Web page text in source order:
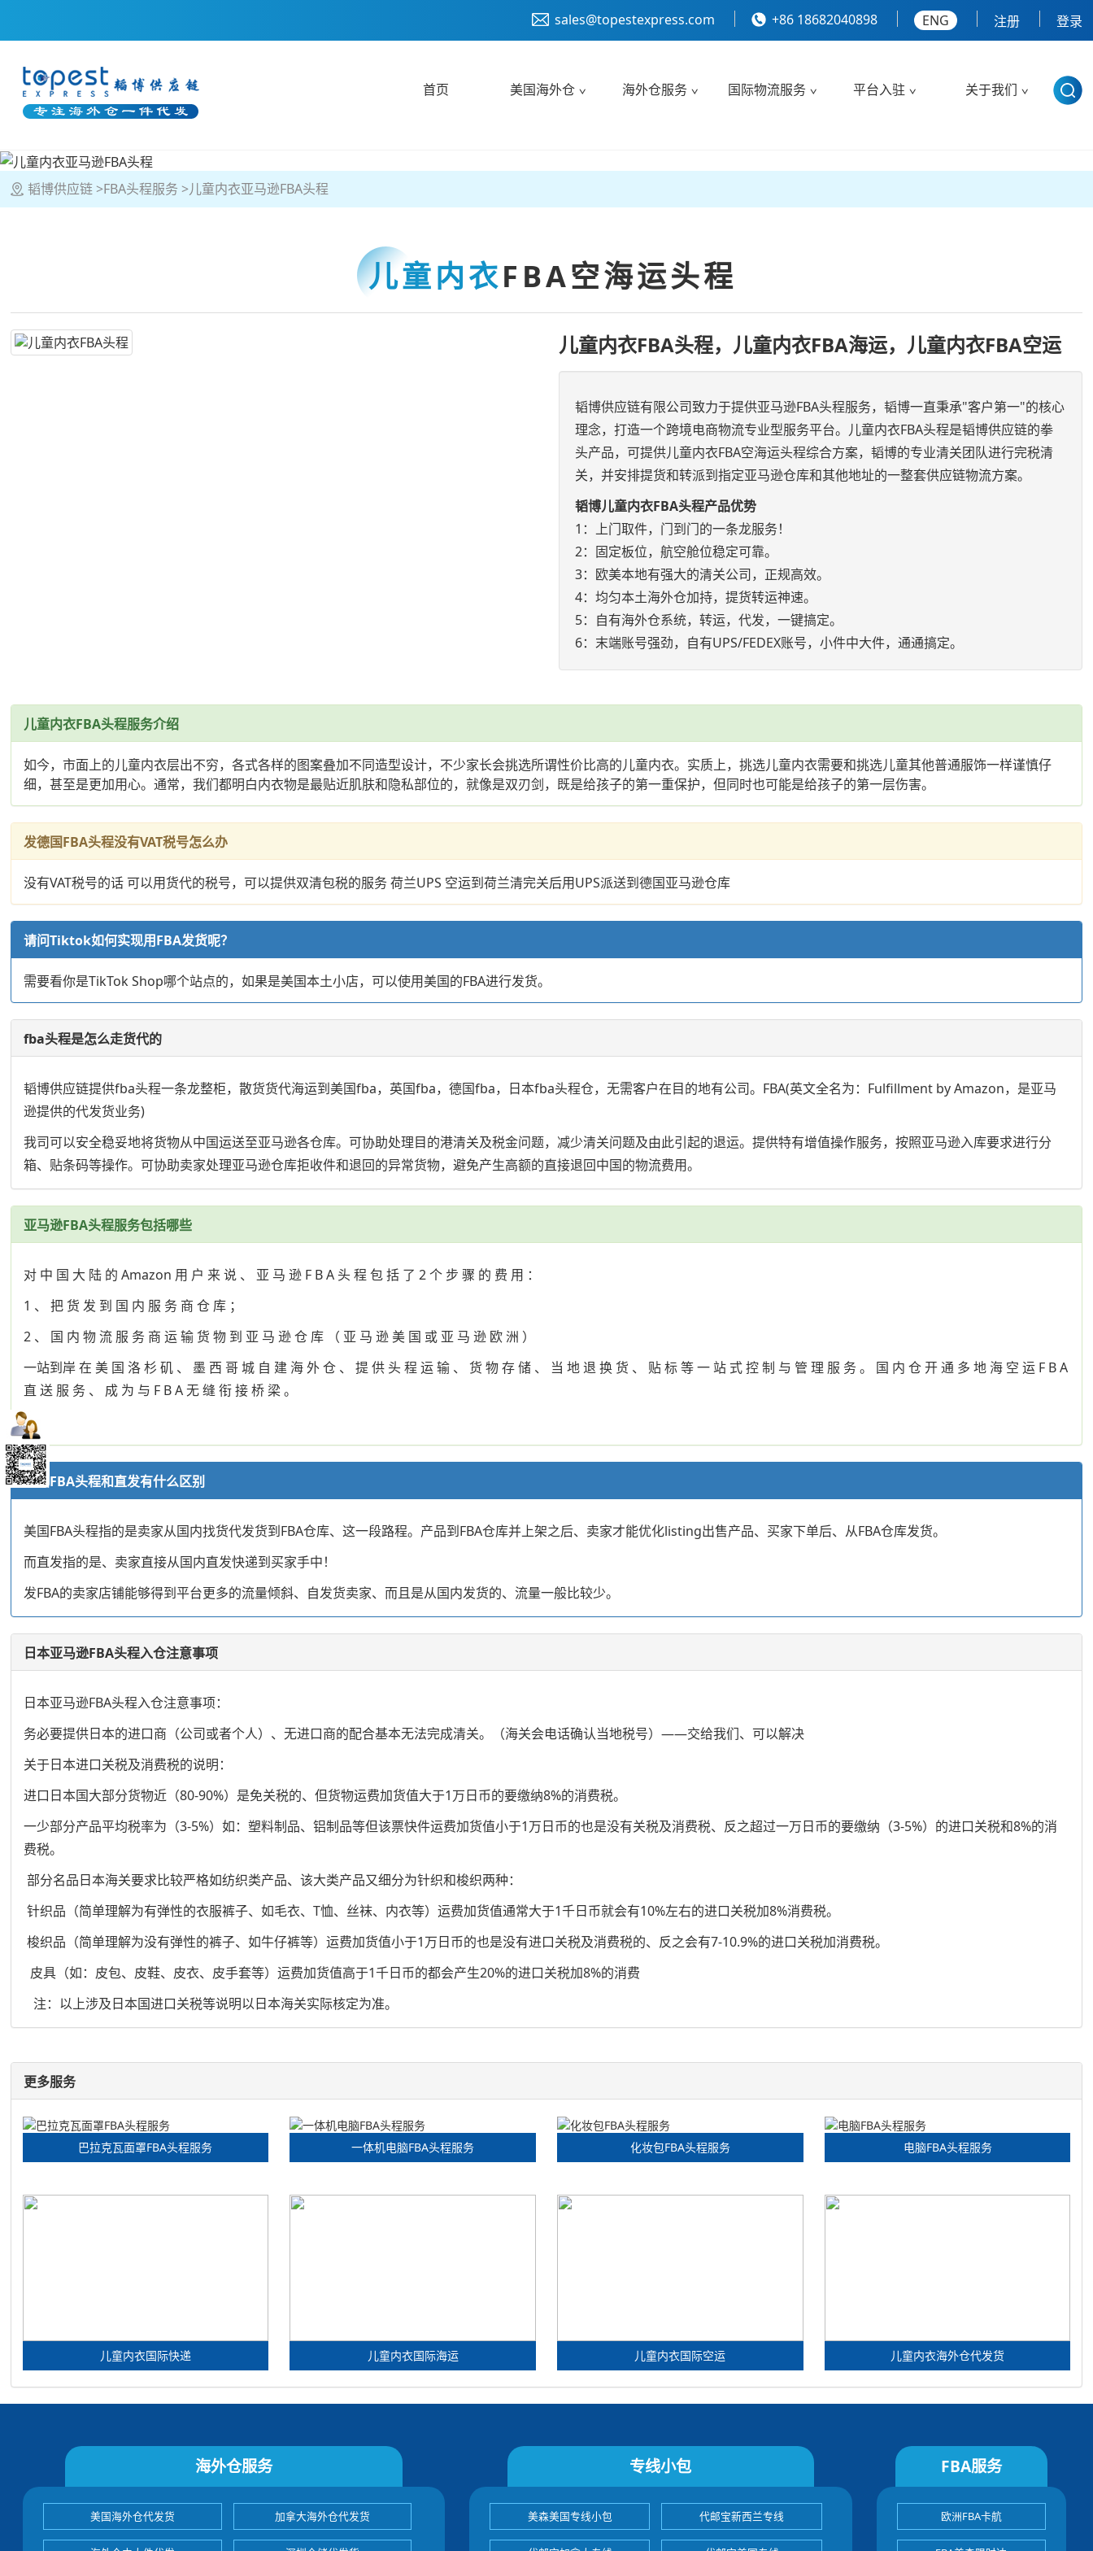
sales@topestexpress.com +86 18682040898 ENG 注册 登录
首页 美国海外仓 海外仓服务 国际物流服务 平台入驻 关于我们
韬博供应链 FBA头程服务 儿童内衣亚马逊FBA头程
儿童内衣FBA空海运头程
儿童内衣FBA头程，儿童内衣FBA海运，儿童内衣FBA空运
韬博供应链有限公司致力于提供亚马逊FBA头程服务，韬博一直秉承"客户第一"的核心
理念，打造一个跨境电商物流专业型服务平台。儿童内衣FBA头程是韬博供应链的拳
头产品，可提供儿童内衣FBA空海运头程综合方案，韬博的专业清关团队进行完税清
关，并安排提货和转派到指定亚马逊仓库和其他地址的一整套供应链物流方案。
韬博儿童内衣FBA头程产品优势
1：上门取件，门到门的一条龙服务！
2：固定板位，航空舱位稳定可靠。
3：欧美本地有强大的清关公司，正规高效。
4：均匀本土海外仓加持，提货转运神速。
5：自有海外仓系统，转运，代发，一键搞定。
6：末端账号强劲，自有UPS/FEDEX账号，小件中大件，通通搞定。
儿童内衣FBA头程服务介绍
如今，市面上的儿童内衣层出不穷，各式各样的图案叠加不同造型设计，不少家长会挑选所谓性价比高的儿童内衣。实质上，挑选儿童内衣需要和挑选儿童其他普通服饰一样谨慎仔
细，甚至是更加用心。通常，我们都明白内衣物是最贴近肌肤和隐私部位的，就像是双刃剑，既是给孩子的第一重保护，但同时也可能是给孩子的第一层伤害。
发德国FBA头程没有VAT税号怎么办
没有VAT税号的话 可以用货代的税号，可以提供双清包税的服务 荷兰UPS 空运到荷兰清完关后用UPS派送到德国亚马逊仓库
请问Tiktok如何实现用FBA发货呢？
需要看你是TikTok Shop哪个站点的，如果是美国本土小店，可以使用美国的FBA进行发货。
fba头程是怎么走货代的
韬博供应链提供fba头程一条龙整柜，散货货代海运到美国fba，英国fba，德国fba，日本fba头程仓，无需客户在目的地有公司。FBA(英文全名为：Fulfillment by Amazon，是亚马
逊提供的代发货业务)
我司可以安全稳妥地将货物从中国运送至亚马逊各仓库。可协助处理目的港清关及税金问题，减少清关问题及由此引起的退运。提供特有增值操作服务，按照亚马逊入库要求进行分
箱、贴条码等操作。可协助卖家处理亚马逊仓库拒收件和退回的异常货物，避免产生高额的直接退回中国的物流费用。
亚马逊FBA头程服务包括哪些
对 中 国 大 陆 的 Amazon 用 户 来 说 、 亚 马 逊 F B A 头 程 包 括 了 2 个 步 骤 的 费 用 ：
1 、 把 货 发 到 国 内 服 务 商 仓 库 ；
2 、 国 内 物 流 服 务 商 运 输 货 物 到 亚 马 逊 仓 库 （ 亚 马 逊 美 国 或 亚 马 逊 欧 洲 ）
一站到岸 在 美 国 洛 杉 矶 、 墨 西 哥 城 自 建 海 外 仓 、 提 供 头 程 运 输 、 货 物 存 储 、 当 地 退 换 货 、 贴 标 等 一 站 式 控 制 与 管 理 服 务 。 国 内 仓 开 通 多 地 海 空 运 F B A
直 送 服 务 、 成 为 与 F B A 无 缝 衔 接 桥 梁 。
美国FBA头程和直发有什么区别
美国FBA头程指的是卖家从国内找货代发货到FBA仓库、这一段路程。产品到FBA仓库并上架之后、卖家才能优化listing出售产品、买家下单后、从FBA仓库发货。
而直发指的是、卖家直接从国内直发快递到买家手中！
发FBA的卖家店铺能够得到平台更多的流量倾斜、自发货卖家、而且是从国内发货的、流量一般比较少。
日本亚马逊FBA头程入仓注意事项
日本亚马逊FBA头程入仓注意事项：
务必要提供日本的进口商（公司或者个人）、无进口商的配合基本无法完成清关。（海关会电话确认当地税号）——交给我们、可以解决
关于日本进口关税及消费税的说明：
进口日本国大部分货物近（80-90%）是免关税的、但货物运费加货值大于1万日币的要缴纳8%的消费税。
一少部分产品平均税率为（3-5%）如：塑料制品、铝制品等但该票快件运费加货值小于1万日币的也是没有关税及消费税、反之超过一万日币的要缴纳（3-5%）的进口关税和8%的消
费税。
部分名品日本海关要求比较严格如纺织类产品、该大类产品又细分为针织和梭织两种：
针织品（简单理解为有弹性的衣服裤子、如毛衣、T恤、丝袜、内衣等）运费加货值通常大于1千日币就会有10%左右的进口关税加8%消费税。
梭织品（简单理解为没有弹性的裤子、如牛仔裤等）运费加货值小于1万日币的也是没有进口关税及消费税的、反之会有7-10.9%的进口关税加消费税。
皮具（如：皮包、皮鞋、皮衣、皮手套等）运费加货值高于1千日币的都会产生20%的进口关税加8%的消费
注：以上涉及日本国进口关税等说明以日本海关实际核定为准。
更多服务
巴拉克瓦面罩FBA头程服务 一体机电脑FBA头程服务 化妆包FBA头程服务 电脑FBA头程服务
儿童内衣国际快递 儿童内衣国际海运 儿童内衣国际空运 儿童内衣海外仓代发货
海外仓服务
美国海外仓代发货 加拿大海外仓代发货
专线小包
美森美国专线小包 代邮宝新西兰专线
FBA服务
欧洲FBA卡航